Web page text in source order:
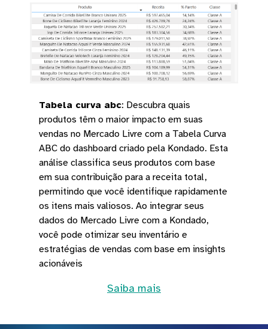
Tabela curva abc: Descubra quais
produtos têm o maior impacto em suas
vendas no Mercado Livre com a Tabela Curva
ABC do dashboard criado pela Kondado. Esta
análise classifica seus produtos com base
em sua contribuição para a receita total,
permitindo que você identifique rapidamente
os itens mais valiosos. Ao integrar seus
dados do Mercado Livre com a Kondado,
você pode otimizar seu inventário e
estratégias de vendas com base em insights
acionáveis
Saiba mais